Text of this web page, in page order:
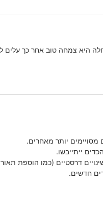
היא צמחה טוב אחר כך עלים
מסויימים יותר מאחרים.
ייתייבשו.
דרסטיים (כמו הוספת
חדשים.